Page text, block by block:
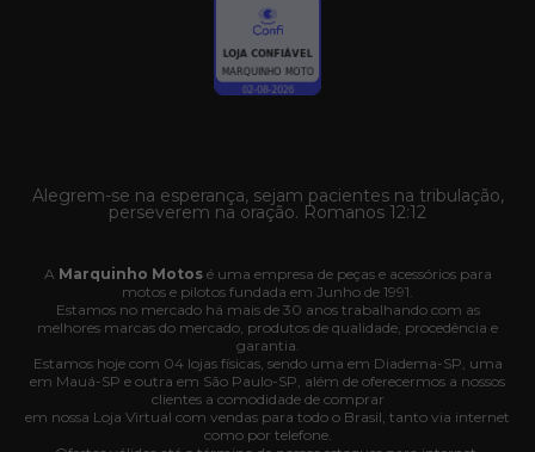
Alegrem-se na esperança, sejam pacientes na tribulação,
perseverem na oração. Romanos 12:12
A Marquinho Motosé uma empresa de peças e acessórios para
motos e pilotos fundada em Junho de 1991.
Estamos no mercado há mais de 30 anos trabalhando com as
melhores marcas do mercado, produtos de qualidade, procedência e
garantia.
Estamos hoje com 04 lojas físicas, sendo uma em Diadema-SP, uma
em Mauá-SP e outra em São Paulo-SP, além de oferecermos a nossos
clientes a comodidade de comprar
em nossa Loja Virtual com vendas para todo o Brasil, tanto via internet
como por telefone.